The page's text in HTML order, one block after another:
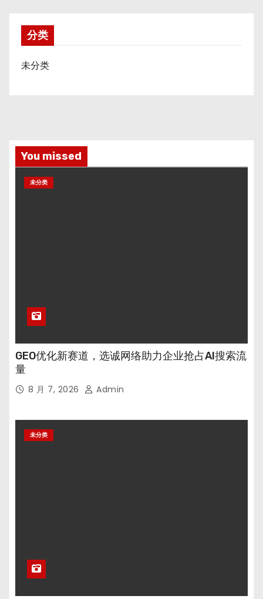
分类
未分类
You missed
未分类
GEO优化新赛道，选诚网络助力企业抢占AI搜索流
量
8 月 7, 2026 Admin
未分类